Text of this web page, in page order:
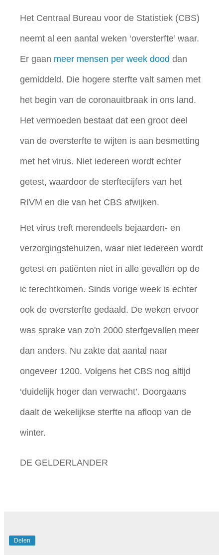
Het Centraal Bureau voor de Statistiek (CBS)
neemt al een aantal weken ‘oversterfte’ waar.
Er gaan meer mensen per week dood dan
gemiddeld. Die hogere sterfte valt samen met
het begin van de coronauitbraak in ons land.
Het vermoeden bestaat dat een groot deel
van de oversterfte te wijten is aan besmetting
met het virus. Niet iedereen wordt echter
getest, waardoor de sterftecijfers van het
RIVM en die van het CBS afwijken.
Het virus treft merendeels bejaarden- en
verzorgingstehuizen, waar niet iedereen wordt
getest en patiënten niet in alle gevallen op de
ic terechtkomen. Sinds vorige week is echter
ook de oversterfte gedaald. De weken ervoor
was sprake van zo'n 2000 sterfgevallen meer
dan anders. Nu zakte dat aantal naar
ongeveer 1200. Volgens het CBS nog altijd
‘duidelijk hoger dan verwacht’. Doorgaans
daalt de wekelijkse sterfte na afloop van de
winter.
DE GELDERLANDER
Delen